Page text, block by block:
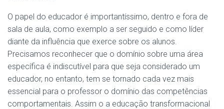
O papel do educador é importantíssimo, dentro e fora de
sala de aula, como exemplo a ser seguido e como líder
diante da influência que exerce sobre os alunos.
Precisamos reconhecer que o domínio sobre uma área
específica é indiscutível para que seja considerado um
educador, no entanto, tem se tornado cada vez mais
essencial para o professor o domínio das competências
comportamentais. Assim o a educação transformacional